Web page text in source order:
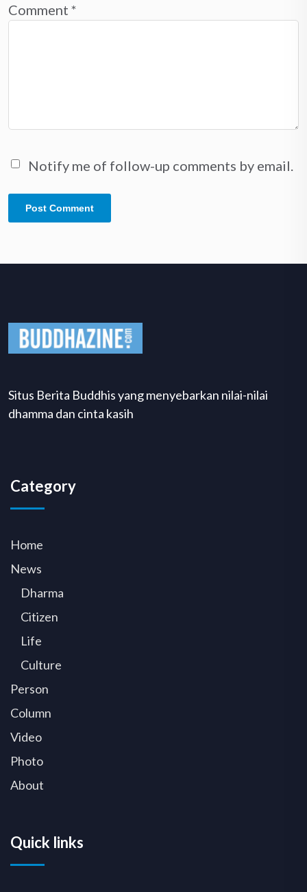
Comment *
Notify me of follow-up comments by email.
Situs Berita Buddhis yang menyebarkan nilai-nilai
dhamma dan cinta kasih
Category
Home
News
Dharma
Citizen
Life
Culture
Person
Column
Video
Photo
About
Quick links